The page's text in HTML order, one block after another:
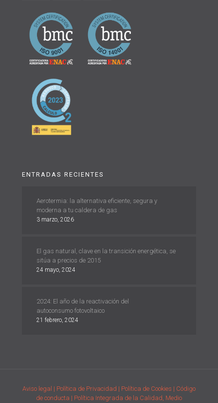
ENTRADAS RECIENTES
Aerotermia: la alternativa eficiente, segura y
moderna a tu caldera de gas
3 marzo, 2026
El gas natural, clave en la transición energética, se
sitúa a precios de 2015
24 mayo, 2024
2024: El año de la reactivación del
autoconsumo fotovoltaico
21 febrero, 2024
Aviso legal | Política de Privacidad | Política de Cookies | Código
de conducta | Política Integrada de la Calidad, Medio